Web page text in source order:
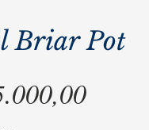
Briar Pot
Precio